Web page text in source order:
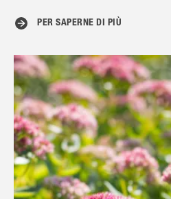
PER SAPERNE DI PIÙ